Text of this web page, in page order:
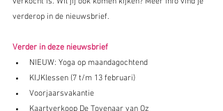
verderop in de nieuwsbrief.
Verder in deze nieuwsbrief
NIEUW: Yoga op maandagochtend
KIJKlessen (7 t/m 13 februari)
Voorjaarsvakantie